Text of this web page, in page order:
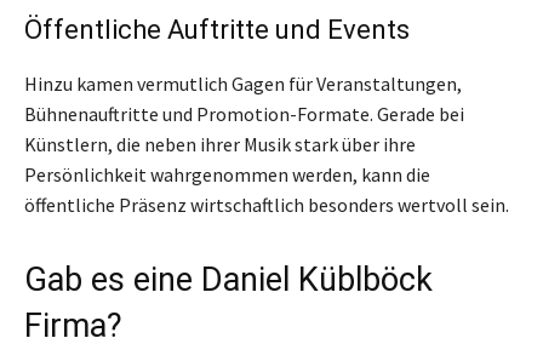
Öffentliche Auftritte und Events
Hinzu kamen vermutlich Gagen für Veranstaltungen,
Bühnenauftritte und Promotion-Formate. Gerade bei
Künstlern, die neben ihrer Musik stark über ihre
Persönlichkeit wahrgenommen werden, kann die
öffentliche Präsenz wirtschaftlich besonders wertvoll sein.
Gab es eine Daniel Küblböck
Firma?